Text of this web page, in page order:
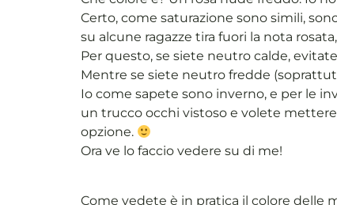
Certo, come saturazione sono simili,
su alcune ragazze tira fuori la nota
Per questo, se siete neutro calde,
Mentre se siete neutro fredde
Io come sapete sono inverno, e per le
un trucco occhi vistoso e volete
opzione.
Ora ve lo faccio vedere su di me!
Come vedete è in pratica il colore delle